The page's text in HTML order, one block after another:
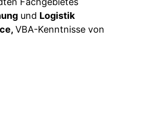
und Logistik
VBA-Kenntnisse von